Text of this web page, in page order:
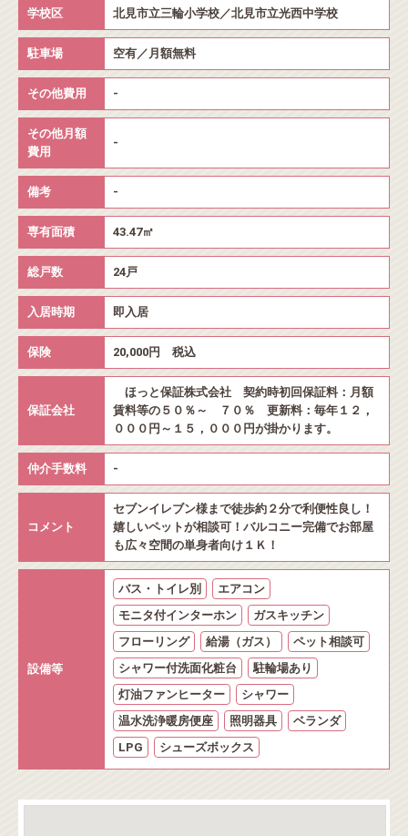
学校区 北見市立三輪小学校／北見市立光西中学校
駐車場 空有／月額無料
その他費用 -
その他月額
費用
-
備考 -
専有面積 43.47㎡
総戸数 24戸
入居時期 即入居
保険 20,000円 税込
保証会社
ほっと保証株式会社 契約時初回保証料：月額
賃料等の５０％～ ７０％ 更新料：毎年１２，
０００円～１５，０００円が掛かります。
仲介手数料 -
コメント
セブンイレブン様まで徒歩約２分で利便性良し！
嬉しいペットが相談可！バルコニー完備でお部屋
も広々空間の単身者向け１Ｋ！
設備等
バス・トイレ別
エアコン
モニタ付インターホン
ガスキッチン
フローリング
給湯（ガス）
ペット相談可
シャワー付洗面化粧台
駐輪場あり
灯油ファンヒーター
シャワー
温水洗浄暖房便座
照明器具
ベランダ
LPG
シューズボックス